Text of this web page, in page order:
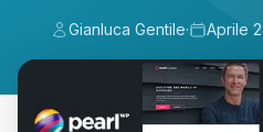
Gianluca Gentile· Aprile